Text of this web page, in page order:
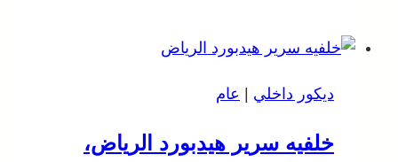
ديكور داخلي عام
خلفيه سرير هيدبورد الرياض،